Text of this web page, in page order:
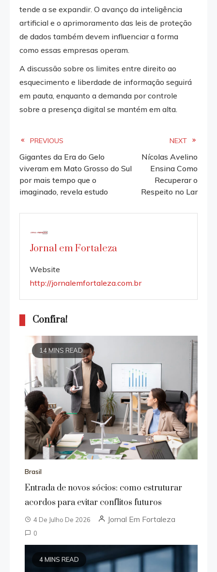
tende a se expandir. O avanço da inteligência
artificial e o aprimoramento das leis de proteção
de dados também devem influenciar a forma
como essas empresas operam.
A discussão sobre os limites entre direito ao
esquecimento e liberdade de informação seguirá
em pauta, enquanto a demanda por controle
sobre a presença digital se mantém em alta.
Read
more
articles
PREVIOUS
Gigantes da Era do Gelo
viveram em Mato Grosso do Sul
por mais tempo que o
imaginado, revela estudo
NEXT
Nícolas Avelino
Ensina Como
Recuperar o
Respeito no Lar
Jornal em Fortaleza
Website
http://jornalemfortaleza.com.br
Confira!
14 MINS READ
Brasil
Entrada de novos sócios: como estruturar
acordos para evitar conflitos futuros
4 De Julho De 2026 Jornal Em Fortaleza
0
4 MINS READ